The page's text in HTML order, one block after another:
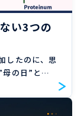
い3つの
したのに、思
の日”と入
得している
[…]